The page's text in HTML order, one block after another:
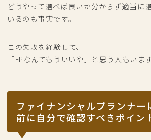
どうやって選べば良いか分からず適当に
いるのも事実です。
この失敗を経験して、
「FPなんてもういいや」と思う人もいます
ファイナンシャルプランナー
前に自分で確認すべきポイン